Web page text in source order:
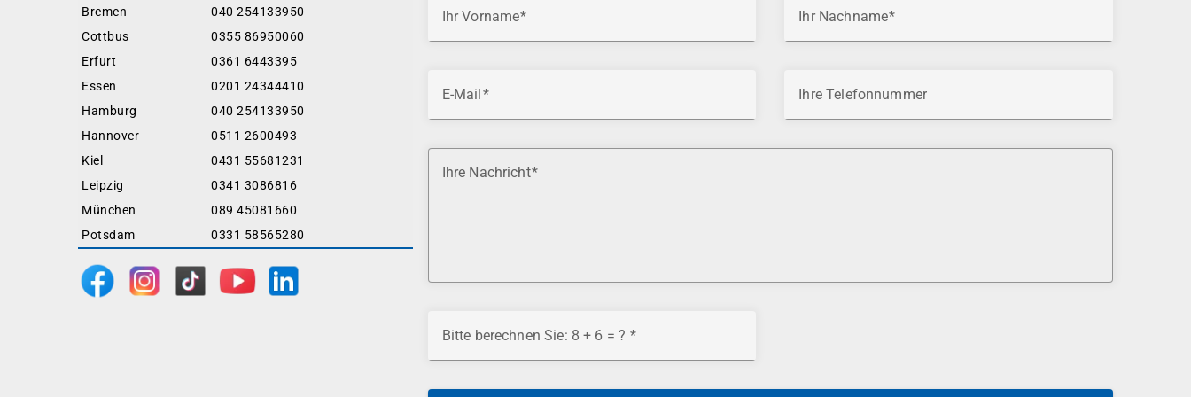
Bremen
040 254133950
Cottbus
0355 86950060
Erfurt
0361 6443395
Essen
0201 24344410
Hamburg
040 254133950
Hannover
0511 2600493
Kiel
0431 55681231
Leipzig
0341 3086816
München
089 45081660
Potsdam
0331 58565280
Ihr Vorname Ihr Nachname
E-Mail Ihre Telefonnummer
Ihre Nachricht
Bitte berechnen Sie: 8 + 6 = ?